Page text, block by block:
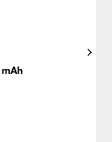
mAh